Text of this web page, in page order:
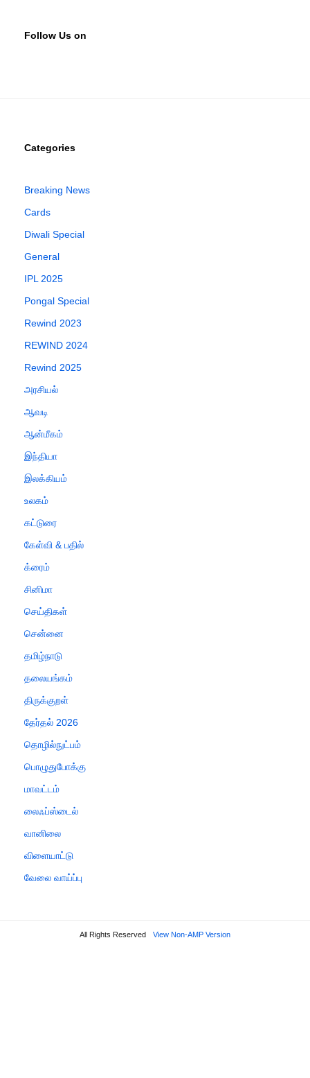
Follow Us on
Categories
Breaking News
Cards
Diwali Special
General
IPL 2025
Pongal Special
Rewind 2023
REWIND 2024
Rewind 2025
அரசியல்
ஆவடி
ஆன்மீகம்
இந்தியா
இலக்கியம்
உலகம்
கட்டுரை
கேள்வி & பதில்
க்ரைம்
சினிமா
செய்திகள்
சென்னை
தமிழ்நாடு
தலையங்கம்
திருக்குறள்
தேர்தல் 2026
தொழில்நுட்பம்
பொழுதுபோக்கு
மாவட்டம்
லைஃப்ஸ்டைல்
வானிலை
விளையாட்டு
வேலை வாய்ப்பு
All Rights Reserved View Non-AMP Version